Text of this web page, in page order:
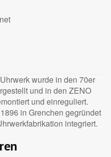
wurde in den 70er
und in den ZENO
und einreguliert.
in Grenchen gegründet
integriert.